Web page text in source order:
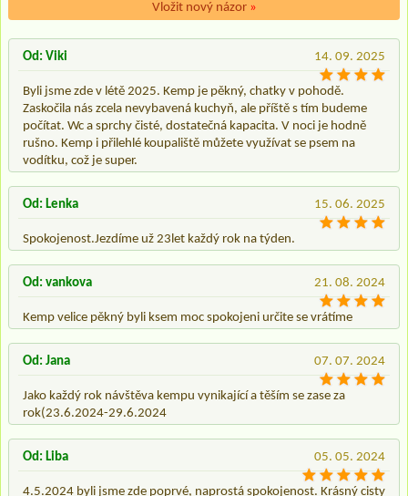
Vložit nový názor »
14. 09. 2025
Od: Viki
Byli jsme zde v létě 2025. Kemp je pěkný, chatky v pohodě.
Zaskočila nás zcela nevybavená kuchyň, ale příště s tím budeme
počítat. Wc a sprchy čisté, dostatečná kapacita. V noci je hodně
rušno. Kemp i přilehlé koupaliště můžete využívat se psem na
vodítku, což je super.
15. 06. 2025
Od: Lenka
Spokojenost.Jezdíme už 23let každý rok na týden.
21. 08. 2024
Od: vankova
Kemp velice pěkný byli ksem moc spokojeni určite se vrátíme
07. 07. 2024
Od: Jana
Jako každý rok návštěva kempu vynikající a těším se zase za
rok(23.6.2024-29.6.2024
05. 05. 2024
Od: Liba
4.5.2024 byli jsme zde poprvé, naprostá spokojenost. Krásný cisty